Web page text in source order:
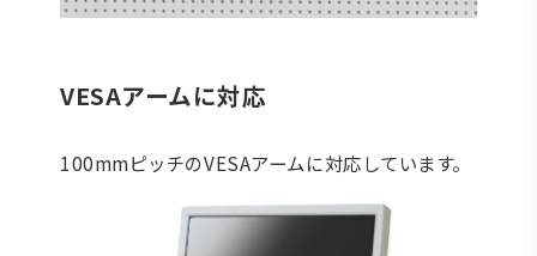
VESAアームに対応
100mmピッチのVESAアームに対応しています。